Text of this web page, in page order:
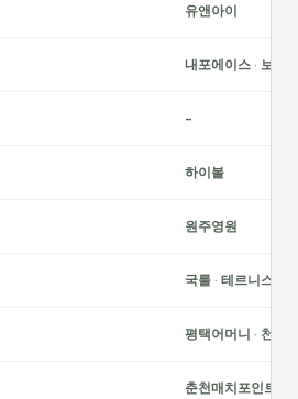
유앤아이
내포에이스 · 보령
-
하이볼
원주영원
국룰 · 테르니스
평택어머니 · 천안
춘천매치포인트